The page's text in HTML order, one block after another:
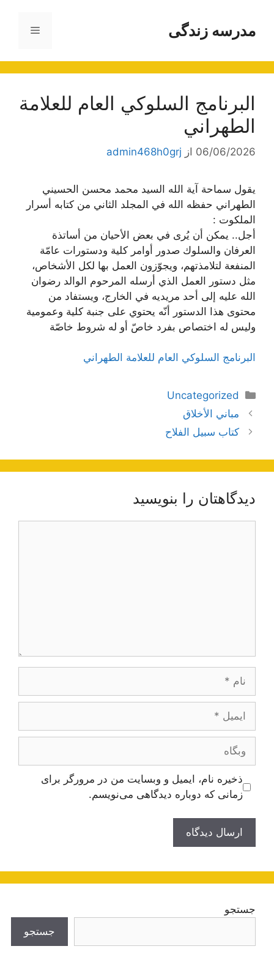
محتوامدرسه زندگی فهرست
البرنامج السلوكي العام للعلامة
الطهراني
06/06/2026 از admin468h0grj
يقول سماحة آية الله السيد محمد محسن الحسيني
الطهراني حفظه الله في المجلد الثاني من كتابه أسرار
الملكوت :
أجل.. يمكن أن يُرى في بعض الأحيان من أساتذة
العرفان والسلوك صدور أوامر كلية ودستورات عامّة
المنفعة لتلامذتهم، ويجوّزون العمل بها لكل الأشخاص،
مثل دستور العمل الذي أرسله المرحوم الوالد رضوان
الله عليه إلى أحد مريديه في الخارج، ويستفاد من
محتوى هذا الدستور أنّه يحتوي على جنبة كلية وعمومية
وليس له اختصاص بفرد خاصّ أو له شروط خاصّة
البرنامج السلوكي العام للعلامة الطهراني
دسته‌ها
Uncategorized
ناوبری
نوشته‌ها
مباني الأخلاق
كتاب سبيل الفلاح
دیدگاهتان را بنویسید
ایمیل
وبگاه
ذخیره نام، ایمیل و وبسایت من در مرورگر برای
زمانی که دوباره دیدگاهی می‌نویسم.
جستجو
جستجو